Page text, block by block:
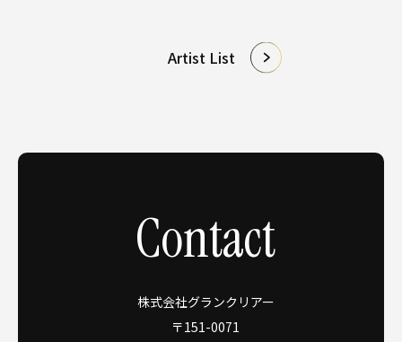
Artist List
Contact
株式会社グランクリアー
〒151-0071